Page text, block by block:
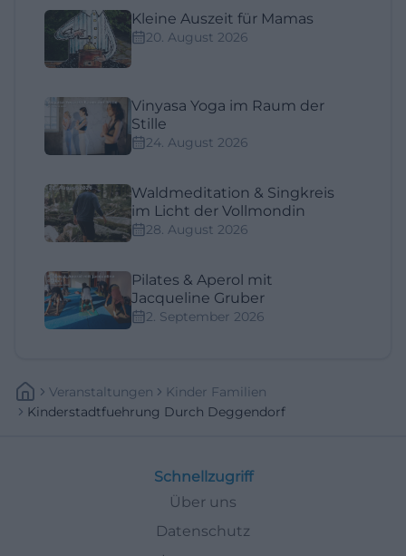
Kleine Auszeit für Mamas
20. August 2026
Vinyasa Yoga im Raum der
Stille
24. August 2026
Waldmeditation & Singkreis
im Licht der Vollmondin
28. August 2026
Pilates & Aperol mit
Jacqueline Gruber
2. September 2026
Veranstaltungen
Kinder Familien
Kinderstadtfuehrung Durch Deggendorf
Schnellzugriff
Über uns
Datenschutz